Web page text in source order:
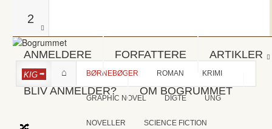
2
ANMELDERE FORFATTERE ARTIKLER
BLIV ANMELDER? OM BOGRUMMET
KIG BØRNEBØGER ROMAN KRIMI
GRAPHIC NOVEL DIGTE UNG
NOVELLER SCIENCE FICTION